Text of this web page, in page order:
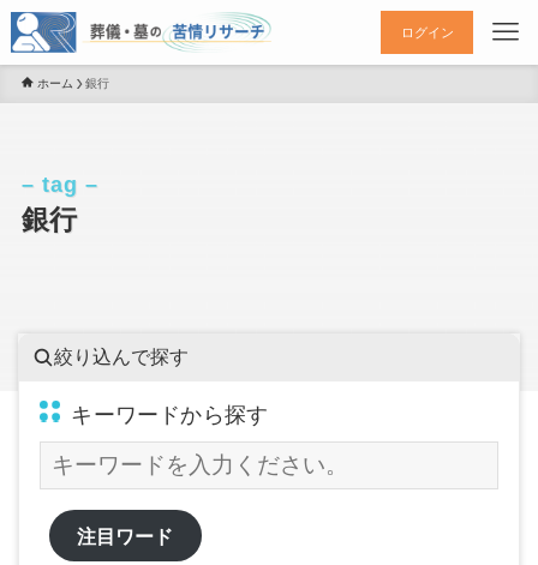
ログイン
ホーム 銀行
銀行
– tag –
絞り込んで探す
キーワードから探す
注目ワード